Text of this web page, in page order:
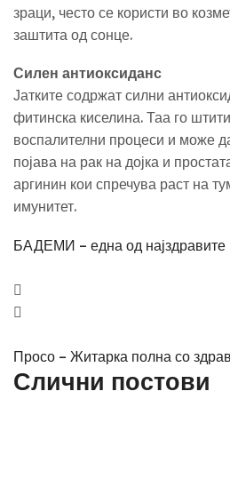
зраци, често се користи во
заштита од сонце.
Силен антиоксиданс
Јатките содржат силни
фитинска киселина. Таа го
воспалителни процеси и може
појава на рак на дојка и
аргинин кои спречува раст на
имунитет.
БАДЕМИ – една од најздравите
Просо – Житарка полна со
Слични постови